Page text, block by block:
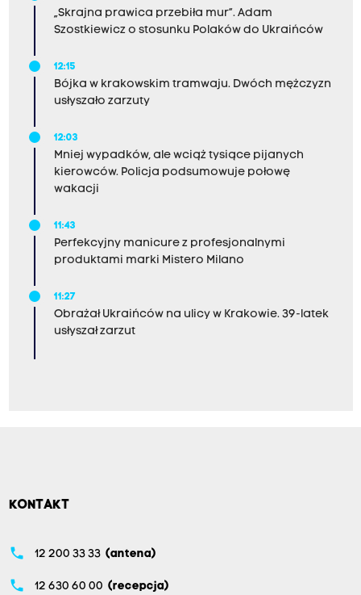
„Skrajna prawica przebiła mur”. Adam
Szostkiewicz o stosunku Polaków do Ukraińców
12:15
Bójka w krakowskim tramwaju. Dwóch mężczyzn
usłyszało zarzuty
12:03
Mniej wypadków, ale wciąż tysiące pijanych
kierowców. Policja podsumowuje połowę
wakacji
11:43
Perfekcyjny manicure z profesjonalnymi
produktami marki Mistero Milano
11:27
Obrażał Ukraińców na ulicy w Krakowie. 39-latek
usłyszał zarzut
KONTAKT
phone 12 200 33 33 (antena)
phone 12 630 60 00 (recepcja)